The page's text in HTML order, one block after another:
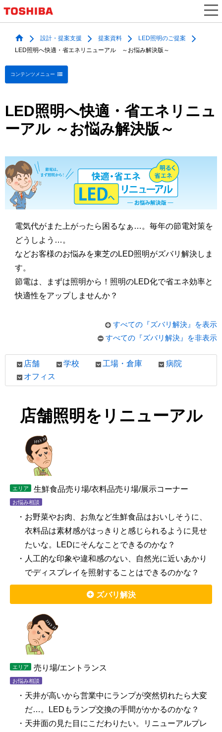
設計・提案支援 提案資料
LED照明のご提案
LED照明へ快適・省エネリニューアル ～お悩み解決版～
コンテンツメニュー
LED照明へ快適・省エネリニュ
ーアル ～お悩み解決版～
電気代がまた上がったら困るなぁ…。毎年の節電対策を
どうしよう…。
などお客様のお悩みを東芝のLED照明がズバリ解決しま
す。
節電は、まずは照明から！照明のLED化で省エネ効率と
快適性をアップしませんか？
すべての『ズバリ解決』を表示
すべての『ズバリ解決』を非表示
店舗 学校 工場・倉庫
病院
オフィス
店舗照明をリニューアル
エリア 生鮮食品売り場/衣料品売り場/展示コーナー
お悩み相談
・お野菜やお肉、お魚など生鮮食品はおいしそうに、
衣料品は素材感がはっきりと感じられるように見せ
たいな。LEDにそんなことできるのかな？
・人工的な印象や違和感のない、自然光に近いあかり
でディスプレイを照射することはできるのかな？
ズバリ解決
エリア 売り場/エントランス
お悩み相談
・天井が高いから営業中にランプが突然切れたら大変
だ…。LEDもランプ交換の手間がかかるのかな？
・天井面の見た目にこだわりたい。リニューアルプレ